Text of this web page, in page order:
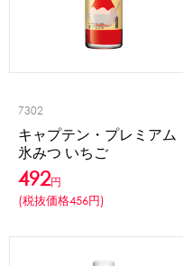
冷凍ストッカー
その他
販促
氷旗 のぼり
7302
キャプテン・プレミアム
氷みつ いちご
492円
(税抜価格456円)